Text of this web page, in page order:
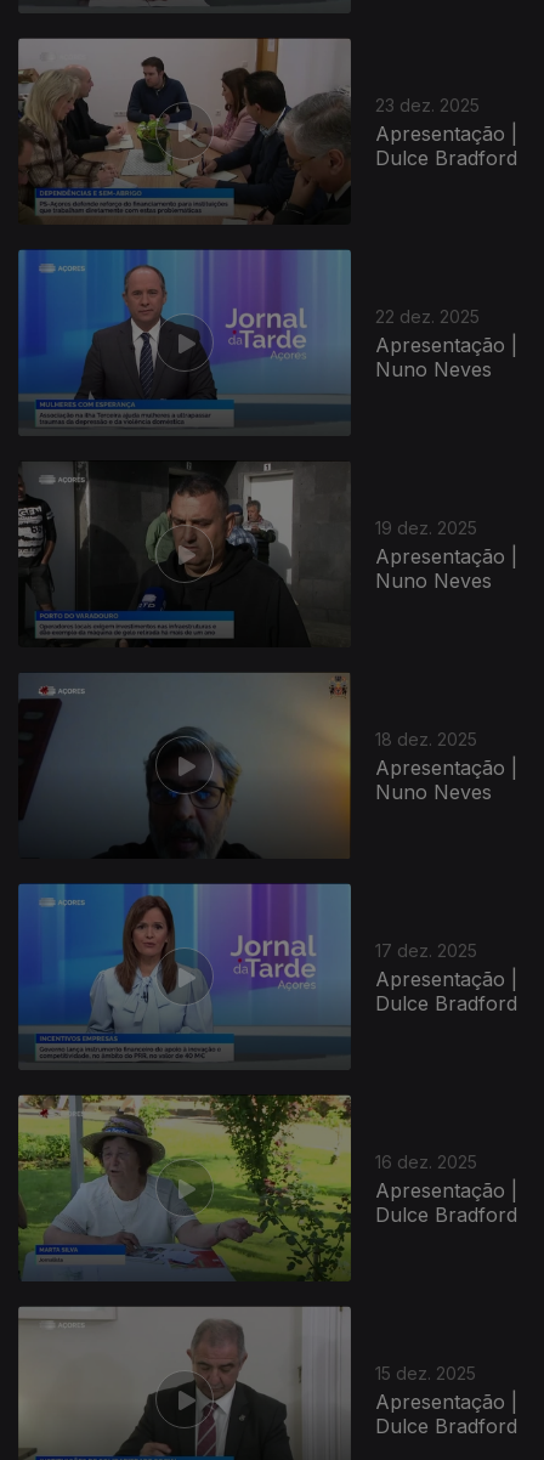
23 dez. 2025
Apresentação |
Dulce Bradford
22 dez. 2025
Apresentação |
Nuno Neves
19 dez. 2025
Apresentação |
Nuno Neves
18 dez. 2025
Apresentação |
Nuno Neves
17 dez. 2025
Apresentação |
Dulce Bradford
16 dez. 2025
Apresentação |
Dulce Bradford
15 dez. 2025
Apresentação |
Dulce Bradford
896084